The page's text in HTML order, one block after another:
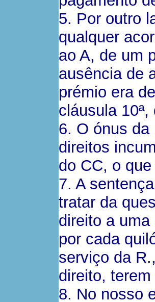
5. Por outro
qualquer
ao A, de um
ausência de
prémio era
cláusula
6. O ónus
direitos
do CC, o
7. A
tratar da
direito a
por cada
serviço da
direito,
8. No nosso